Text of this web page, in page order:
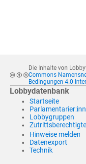
Die Inhalte von
Commons
Bedingungen 4.0
Lobbydatenbank
Startseite
Lobbygruppen
Zutrittsberechtigte
Hinweise melden
Datenexport
Technik